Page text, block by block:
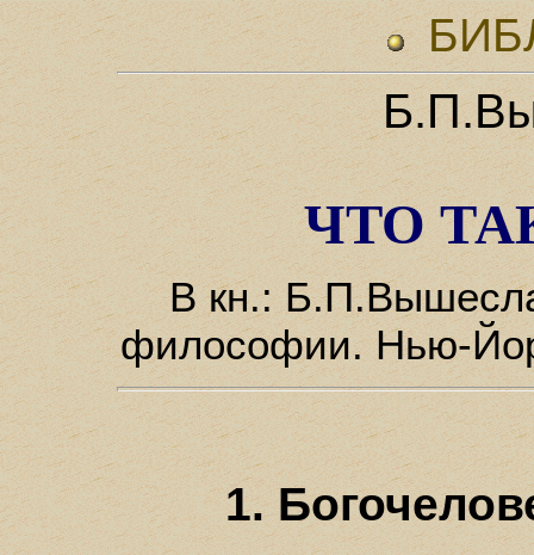
ЧТО
В кн.:
философии. Нью-
1.